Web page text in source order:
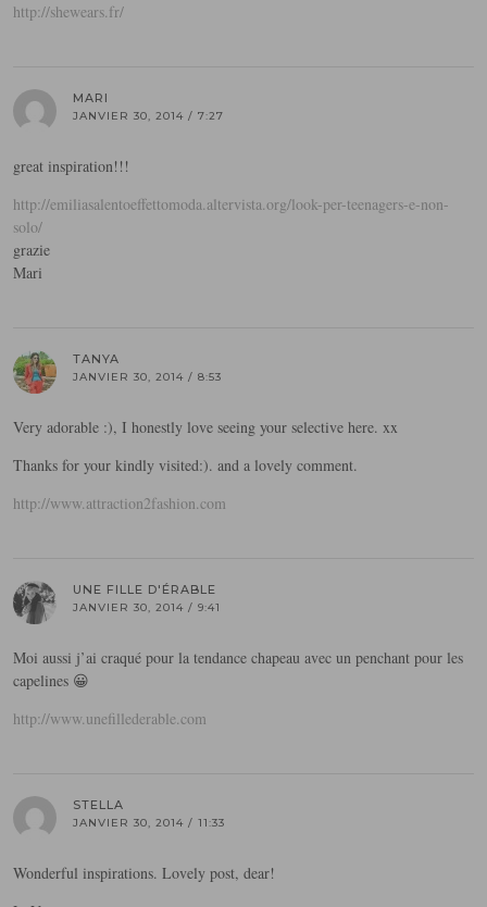
http://shewears.fr/
MARI
JANVIER 30, 2014 / 7:27
great inspiration!!!
http://emiliasalentoeffettomoda.altervista.org/look-per-teenagers-e-non-
solo/
grazie
Mari
TANYA
JANVIER 30, 2014 / 8:53
Very adorable :), I honestly love seeing your selective here. xx
Thanks for your kindly visited:). and a lovely comment.
http://www.attraction2fashion.com
UNE FILLE D'ÉRABLE
JANVIER 30, 2014 / 9:41
Moi aussi j’ai craqué pour la tendance chapeau avec un penchant pour les
capelines 😀
http://www.unefillederable.com
STELLA
JANVIER 30, 2014 / 11:33
Wonderful inspirations. Lovely post, dear!